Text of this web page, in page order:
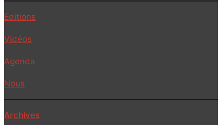
Editions
Vidéos
Agenda
Nous
Archives